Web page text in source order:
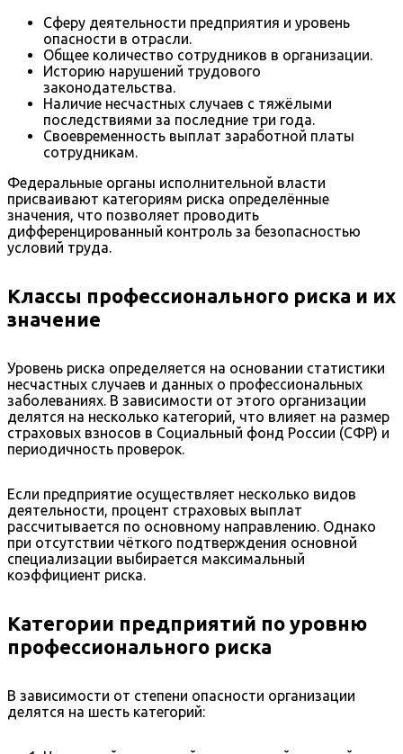
Сферу деятельности предприятия и уровень
опасности в отрасли.
Общее количество сотрудников в организации.
Историю нарушений трудового
законодательства.
Наличие несчастных случаев с тяжёлыми
последствиями за последние три года.
Своевременность выплат заработной платы
сотрудникам.
Федеральные органы исполнительной власти
присваивают категориям риска определённые
значения, что позволяет проводить
дифференцированный контроль за безопасностью
условий труда.
Классы профессионального риска и их
значение
Уровень риска определяется на основании статистики
несчастных случаев и данных о профессиональных
заболеваниях. В зависимости от этого организации
делятся на несколько категорий, что влияет на размер
страховых взносов в Социальный фонд России (СФР) и
периодичность проверок.
Если предприятие осуществляет несколько видов
деятельности, процент страховых выплат
рассчитывается по основному направлению. Однако
при отсутствии чёткого подтверждения основной
специализации выбирается максимальный
коэффициент риска.
Категории предприятий по уровню
профессионального риска
В зависимости от степени опасности организации
делятся на шесть категорий: